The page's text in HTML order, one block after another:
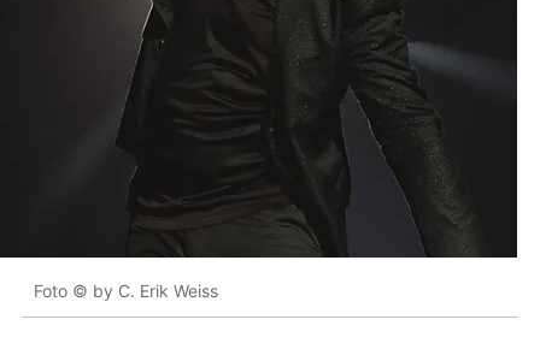
Foto © by C. Erik Weiss